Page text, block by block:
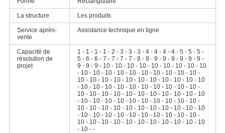
La structure Les produits
Service après-
vente
Assistance technique en ligne
Capacité de
résolution de
projet
1 - 1 - 1 - 1 - 2 - 3 - 3 - 3 - 4 - 4 - 4 - 4 - 5 - 5 - 5 -
5 - 6 - 6 - 7 - 7 - 7 - 7 - 8 - 8 - 9 - 9 - 9 - 9 - 9 - 9 -
9 - 9 - 9 - 10 - 10 - 10 - 10 - 10 - 10 - 10 - 10 - 10
- 10 - 10 - 10 - 10 - 10 - 10 - 10 - 10 - 10 - 10 -
10 - 10 - 10 - 10 - 10 - 10 - 10 - 10 - 10 - 10 - 10
- 10 - 10 - 10 - 10 - 10 - 10 - 10 - 10 - 10 - 10 -
10 - 10 - 10 - 10 - 10 - 10 - 10 - 10 - 10 - 10 - 10
- 10 - 10 - 10 - 10 - 10 - 10 - 10 - 10 - 10 - 10 -
10 - 10 - 10 - 10 - 10 - 10 - 10 - 10 - 10 - 10 - 10
- 10 - 10 - 10 - 10 - 10 - 10 - 10 - 10 - 10 - 10 -
10 - 10 - 10 - 10 - 10 - 10 - 10 - 10 - 10 - 10 - 10
- 10 - -